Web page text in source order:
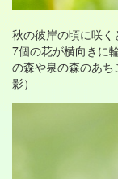
秋の彼岸の頃に咲
7個の花が横向きに
の森や泉の森のあ
影）